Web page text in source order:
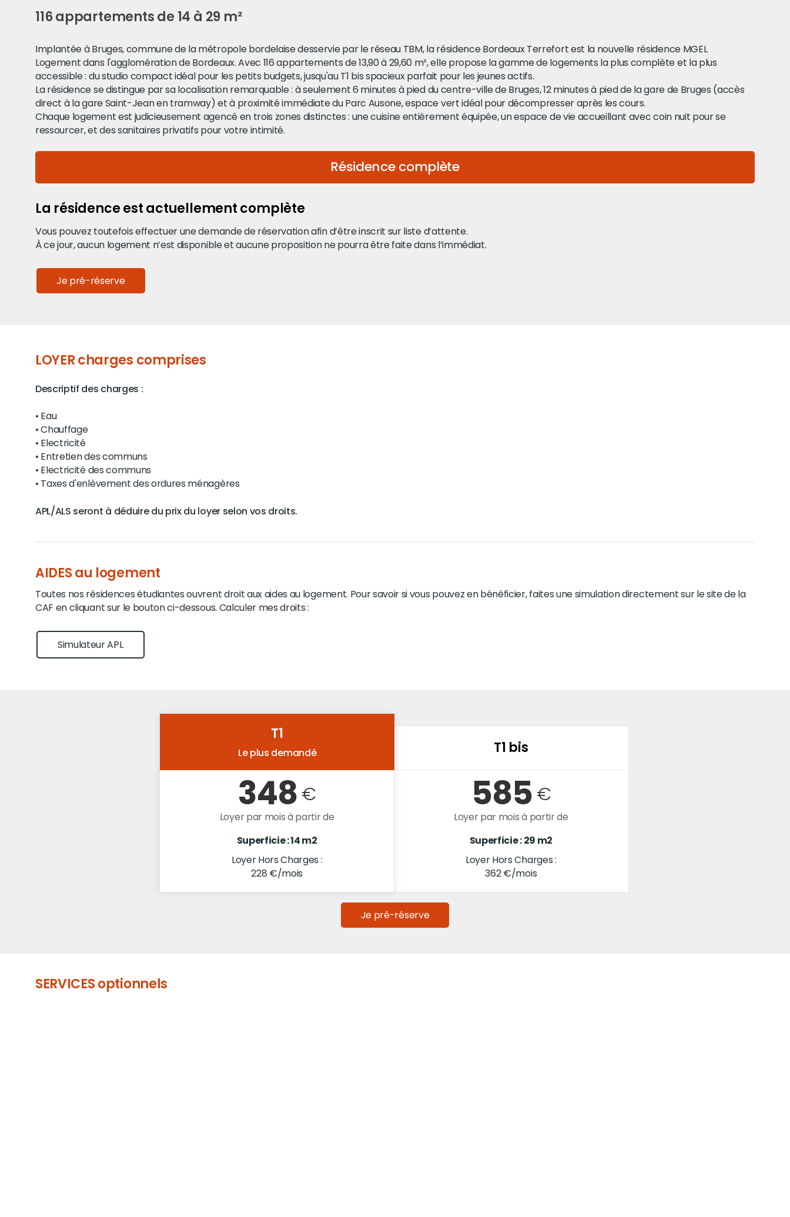
116 appartements de 14 à 29 m²
Implantée à Bruges, commune de la métropole bordelaise desservie par le réseau TBM, la résidence Bordeaux Terrefort est la nouvelle résidence MGEL
Logement dans l'agglomération de Bordeaux. Avec 116 appartements de 13,90 à 29,60 m², elle propose la gamme de logements la plus complète et la plus
accessible : du studio compact idéal pour les petits budgets, jusqu'au T1 bis spacieux parfait pour les jeunes actifs.
La résidence se distingue par sa localisation remarquable : à seulement 6 minutes à pied du centre-ville de Bruges, 12 minutes à pied de la gare de Bruges (accès
direct à la gare Saint-Jean en tramway) et à proximité immédiate du Parc Ausone, espace vert idéal pour décompresser après les cours.
Chaque logement est judicieusement agencé en trois zones distinctes : une cuisine entièrement équipée, un espace de vie accueillant avec coin nuit pour se
ressourcer, et des sanitaires privatifs pour votre intimité.
Résidence complète
La résidence est actuellement complète
Vous pouvez toutefois effectuer une demande de réservation afin d’être inscrit sur liste d’attente.
À ce jour, aucun logement n’est disponible et aucune proposition ne pourra être faite dans l’immédiat.
Je pré-réserve
LOYER charges comprises
Descriptif des charges :
• Eau
• Chauffage
• Electricité
• Entretien des communs
• Electricité des communs
• Taxes d'enlèvement des ordures ménagères
APL/ALS seront à déduire du prix du loyer selon vos droits.
AIDES au logement
Toutes nos résidences étudiantes ouvrent droit aux aides au logement. Pour savoir si vous pouvez en bénéficier, faites une simulation directement sur le site de la
CAF en cliquant sur le bouton ci-dessous. Calculer mes droits :
Simulateur APL
T1
Le plus demandé
348 €
Loyer par mois à partir de
Superficie : 14 m2
Loyer Hors Charges :
228 €/mois
T1 bis
585 €
Loyer par mois à partir de
Superficie : 29 m2
Loyer Hors Charges :
362 €/mois
Je pré-réserve
SERVICES optionnels